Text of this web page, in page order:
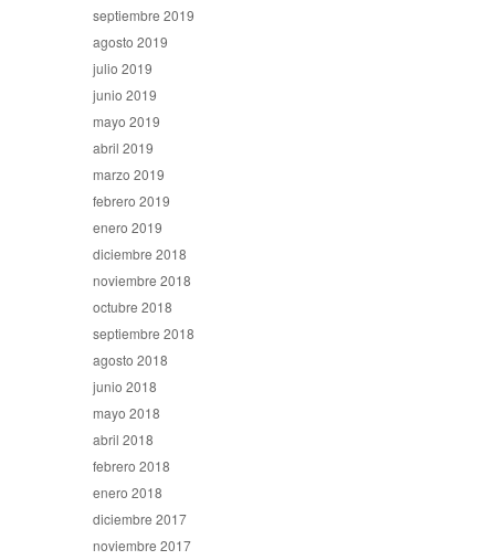
septiembre 2019
agosto 2019
julio 2019
junio 2019
mayo 2019
abril 2019
marzo 2019
febrero 2019
enero 2019
diciembre 2018
noviembre 2018
octubre 2018
septiembre 2018
agosto 2018
junio 2018
mayo 2018
abril 2018
febrero 2018
enero 2018
diciembre 2017
noviembre 2017